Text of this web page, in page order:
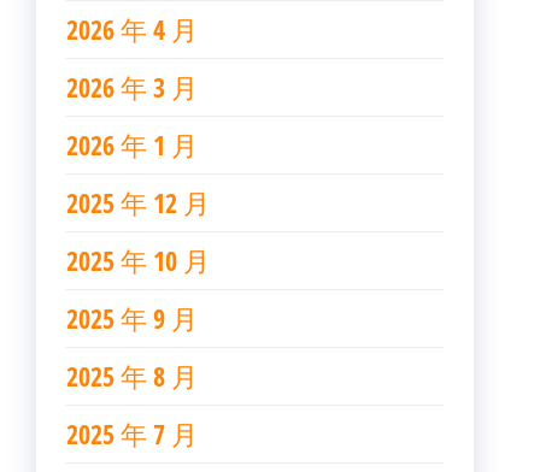
2026 年 4 月
2026 年 3 月
2026 年 1 月
2025 年 12 月
2025 年 10 月
2025 年 9 月
2025 年 8 月
2025 年 7 月